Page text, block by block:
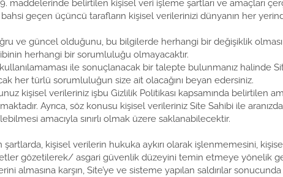
maddelerinde belirtilen kişisel veri işleme şartları ve amaçları
bahsi geçen üçüncü tarafların kişisel verilerinizi dünyanın her
ve güncel olduğunu, bu bilgilerde herhangi bir değişiklik
herhangi bir sorumluluğu olmayacaktır.
ile sonuçlanacak bir talepte bulunmanız halinde
her türlü sorumluluğun size ait olacağını beyan edersiniz.
kişisel verileriniz işbu Gizlilik Politikası kapsamında belirtilen
Ayrıca, söz konusu kişisel verileriniz Site Sahibi ile
amacıyla sınırlı olmak üzere saklanabilecektir.
kişisel verilerin hukuka aykırı olarak işlenmemesini,
gözetilerek/ asgari güvenlik düzeyini temin etmeye yönelik
almasına karşın, Site’ye ve sisteme yapılan saldırılar